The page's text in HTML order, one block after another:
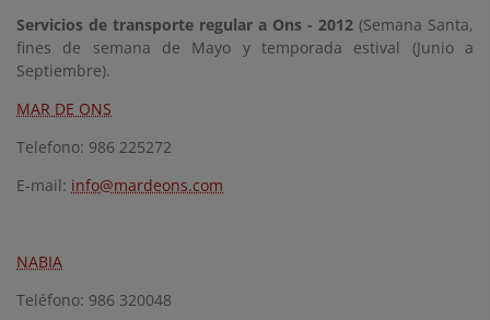
Servicios de transporte regular a Ons - 2012 (Semana Santa,
fines de semana de Mayo y temporada estival (Junio a
Septiembre).
MAR DE ONS
Telefono: 986 225272
E-mail: info@mardeons.com
NABIA
Teléfono: 986 320048